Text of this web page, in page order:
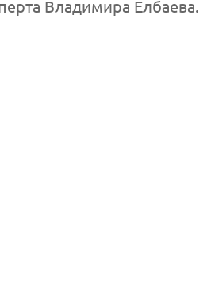
Владимира Елбаева.